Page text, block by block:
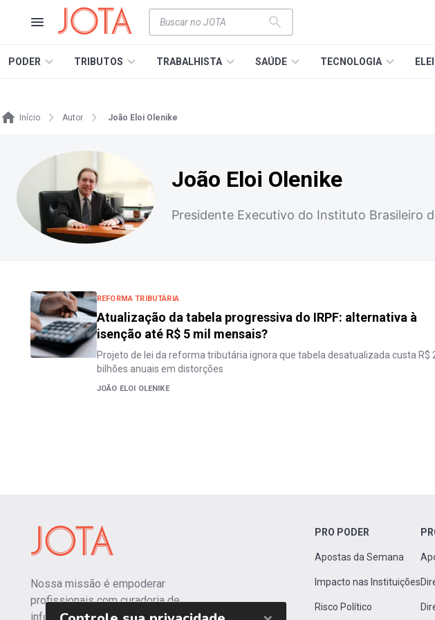
PODER TRIBUTOS TRABALHISTA SAÚDE TECNOLOGIA
Início Autor João Eloi Olenike
João Eloi Olenike
Presidente Executivo do Instituto Brasileiro
REFORMA TRIBUTÁRIA
Atualização da tabela progressiva do IRPF: alternativa à
isenção até R$ 5 mil mensais?
Projeto de lei da reforma tributária ignora que tabela desatualizada custa R$
bilhões anuais em distorções
JOÃO ELOI OLENIKE
Nossa missão é empoderar
profissionais com curadoria de
informações independentes e
PRO PODER
Apostas da Semana
Impacto nas Instituições
Risco Político